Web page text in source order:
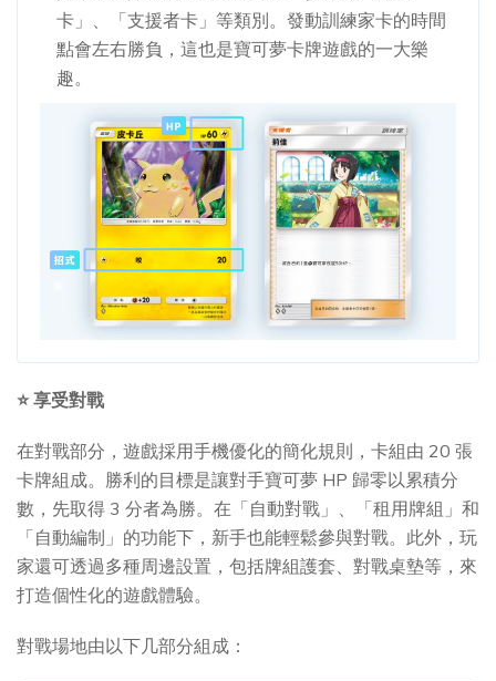
卡」、「支援者卡」等類別。發動訓練家卡的時間
點會左右勝負，這也是寶可夢卡牌遊戲的一大樂
趣。
⭐ 享受對戰
在對戰部分，遊戲採用手機優化的簡化規則，卡組由 20 張
卡牌組成。勝利的目標是讓對手寶可夢 HP 歸零以累積分
數，先取得 3 分者為勝。在「自動對戰」、「租用牌組」和
「自動編制」的功能下，新手也能輕鬆參與對戰。此外，玩
家還可透過多種周邊設置，包括牌組護套、對戰桌墊等，來
打造個性化的遊戲體驗。
對戰場地由以下几部分組成：